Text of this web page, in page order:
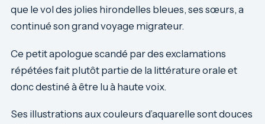
que le vol des jolies hirondelles bleues, ses sœurs, a
continué son grand voyage migrateur.
Ce petit apologue scandé par des exclamations
répétées fait plutôt partie de la littérature orale et
donc destiné à être lu à haute voix.
Ses illustrations aux couleurs d’aquarelle sont douces